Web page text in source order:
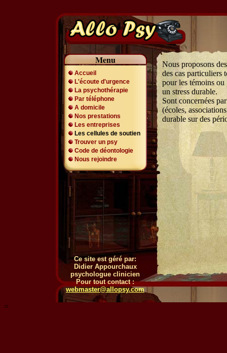
Menu
Accueil
L'écoute d'urgence
La psychothérapie
Par téléphone
A domicile
Nos prestations
Les entreprises
Les cellules de soutien
Trouver un psy
Code de déontologie
Nous rejoindre
Ce site est géré par:
Didier Appourchaux
psychologue clinicien
Pour tout contact :
webmaster@allopsy.com
Nous proposons
des cas particuliers
pour les témoins ou
un stress durable.
Sont concernées
(écoles,
durable sur des
=